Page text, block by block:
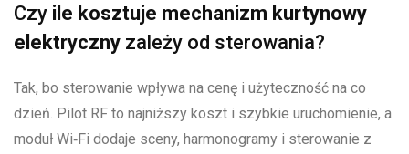
Czy ile kosztuje mechanizm kurtynowy
elektryczny zależy od sterowania?
Tak, bo sterowanie wpływa na cenę i użyteczność na co
dzień. Pilot RF to najniższy koszt i szybkie uruchomienie, a
moduł Wi‑Fi dodaje sceny, harmonogramy i sterowanie z